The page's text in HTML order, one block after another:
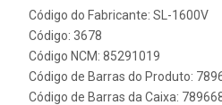
Código do Fabricante: SL-1600V
Código: 3678
Código NCM: 85291019
Código de Barras do Produto:
Código de Barras da Caixa: